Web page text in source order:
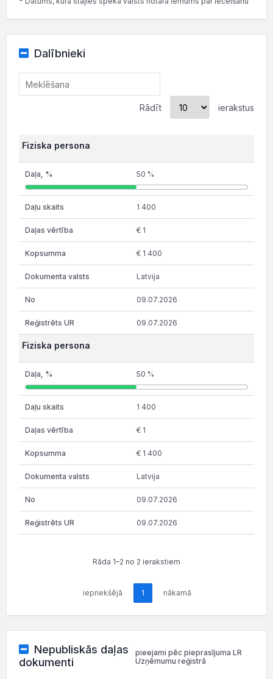
Dalībnieki
Rādīt ierakstus
Fiziska persona
50 %
1 400
€ 1
€ 1 400
Latvija
09.07.2026
09.07.2026
Fiziska persona
50 %
1 400
€ 1
€ 1 400
Latvija
09.07.2026
09.07.2026
Rāda 1–2 no 2 ierakstiem
iepriekšējā 1 nākamā
Nepubliskās daļas
dokumenti
pieejami pēc pieprasījuma LR
Uzņēmumu reģistrā